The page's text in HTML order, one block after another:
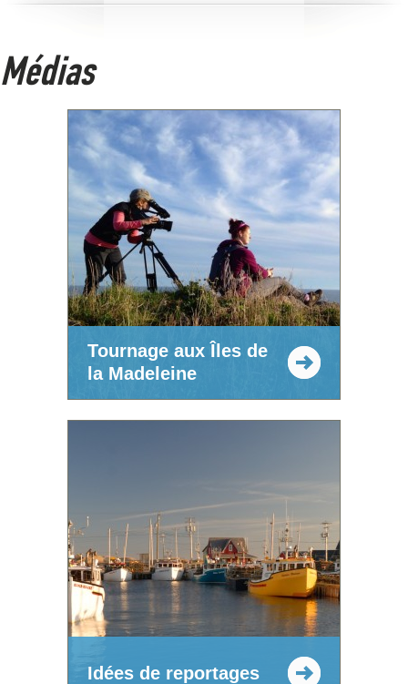
Médias
Tournage aux Îles de
la Madeleine
Idées de reportages